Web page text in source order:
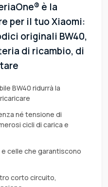
è la
per il tuo Xiaomi:
originali BW40,
di ricambio, di
BW40 ridurrà la
né tensione di
cicli di carica e
celle che garantiscono
corto circuito,